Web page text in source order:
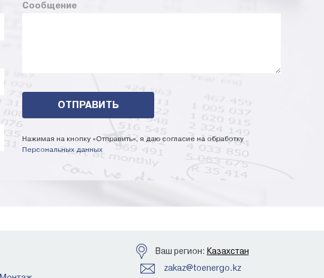
Сообщение
Нажимая на кнопку «Отправить», я даю согласие на обработку
Персональных данных
Ваш регион: Казахстан
zakaz@toenergo.kz